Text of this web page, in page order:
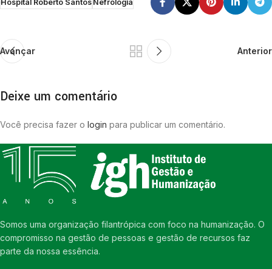
Hospital Roberto SantosNefrologia
Avançar Anterior
Deixe um comentário
Você precisa fazer o login para publicar um comentário.
Somos uma organização filantrópica com foco na humanização. O
compromisso na gestão de pessoas e gestão de recursos faz
parte da nossa essência.